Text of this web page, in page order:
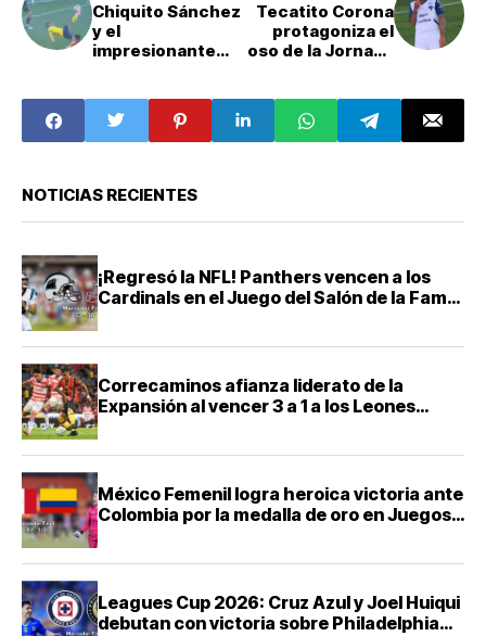
Chiquito Sánchez
y el
impresionante
anotar en su
debut con
América
Tecatito Corona
protagoniza el
oso de la Jornada
NOTICIAS RECIENTES
¡Regresó la NFL! Panthers vencen a los
Cardinals en el Juego del Salón de la Fama
Correcaminos afianza liderato de la
Expansión al vencer 3 a 1 a los Leones
México Femenil logra heroica victoria ante
Colombia por la medalla de oro en Juegos
Leagues Cup 2026: Cruz Azul y Joel Huiqui
debutan con victoria sobre Philadelphia